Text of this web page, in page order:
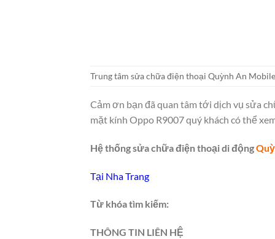
Trung tâm sửa chữa điện thoại Quỳnh An Mobile
Cảm ơn bạn đã quan tâm tới dịch vụ sửa
mặt kính Oppo R9007 quý khách có thể
Hệ thống sửa chữa điện thoại di động
Tại Nha Trang
Từ khóa tìm kiếm:
THÔNG TIN LIÊN HỆ